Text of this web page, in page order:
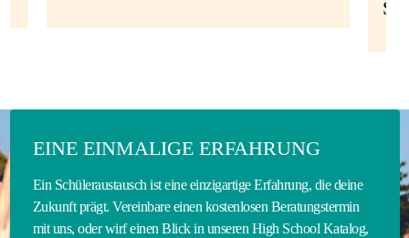
EINE EINMALIGE ERFAHRUNG
Ein Schüleraustausch ist eine einzigartige Erfahrung, die deine
Zukunft prägt. Vereinbare einen kostenlosen Beratungstermin
mit uns, oder wirf einen Blick in unseren High School Katalog,